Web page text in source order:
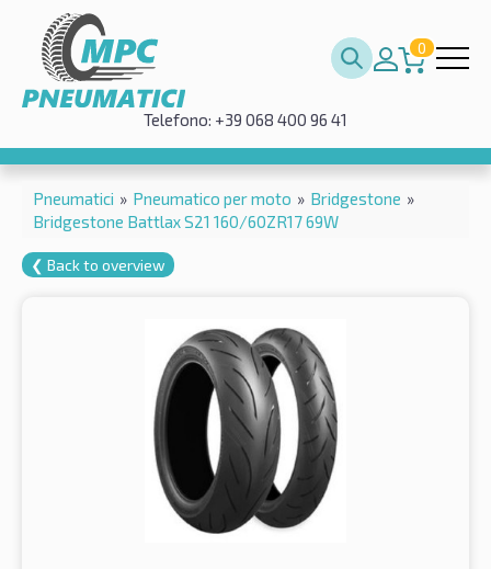
0
Telefono: +39 068 400 96 41
Pneumatici » Pneumatico per moto » Bridgestone »
Bridgestone Battlax S21 160/60ZR17 69W
❮ Back to overview